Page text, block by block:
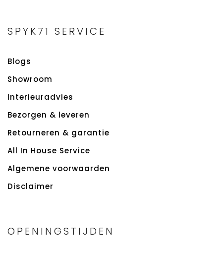
SPYK71 SERVICE
Blogs
Showroom
Interieuradvies
Bezorgen & leveren
Retourneren & garantie
All In House Service
Algemene voorwaarden
Disclaimer
OPENINGSTIJDEN